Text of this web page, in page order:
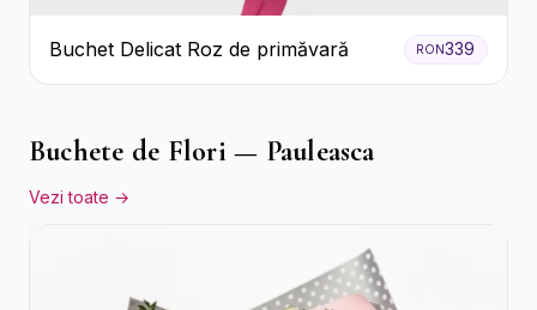
Buchet Delicat Roz de primăvară RON339
Buchete de Flori — Pauleasca
Vezi toate →